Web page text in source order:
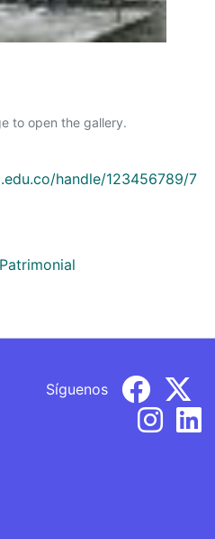
to open the gallery.
handle/123456789/7
Síguenos